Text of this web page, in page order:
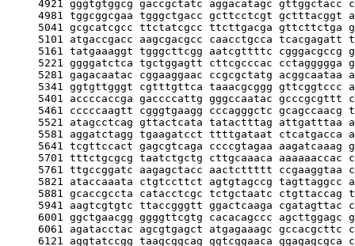
4921 gggtgtggcg gaccgctatc aggacatagc gttggctacc
4981 tggcggcgaa tgggctgacc gcttcctcgt gctttacggt
5041 gcgcatcgcc ttctatcgcc ttcttgacga gttcttctga
5101 atgaccgacc aagcgacgcc caacctgcca tcacgagatt
5161 tatgaaaggt tgggcttcgg aatcgttttc cgggacgccg
5221 ggggatctca tgctggagtt cttcgcccac cctaggggga
5281 gagacaatac cggaaggaac ccgcgctatg acggcaataa
5341 ggtgttgggt cgtttgttca taaacgcggg gttcggtccc
5401 accccaccga gaccccattg gggccaatac gcccgcgttt
5461 cccccaagtt cgggtgaagg cccagggctc gcagccaacg
5521 atagcctcag gttactcata tatactttag attgatttaa
5581 aggatctagg tgaagatcct ttttgataat ctcatgacca
5641 tcgttccact gagcgtcaga ccccgtagaa aagatcaaag
5701 tttctgcgcg taatctgctg cttgcaaaca aaaaaaccac
5761 ttgccggatc aagagctacc aactcttttt ccgaaggtaa
5821 ataccaaata ctgtccttct agtgtagccg tagttaggcc
5881 gcaccgccta catacctcgc tctgctaatc ctgttaccag
5941 aagtcgtgtc ttaccgggtt ggactcaaga cgatagttac
6001 ggctgaacgg ggggttcgtg cacacagccc agcttggagc
6061 agatacctac agcgtgagct atgagaaagc gccacgcttc
6121 aggtatccgg taagcggcag ggtcggaaca ggagagcgca